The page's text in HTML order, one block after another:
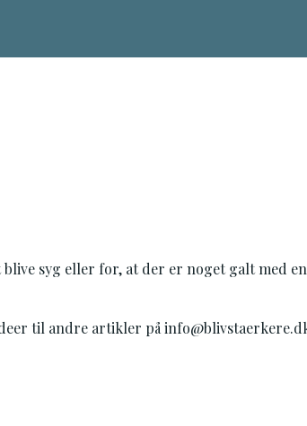
syg eller for, at der er noget galt med
til andre artikler på